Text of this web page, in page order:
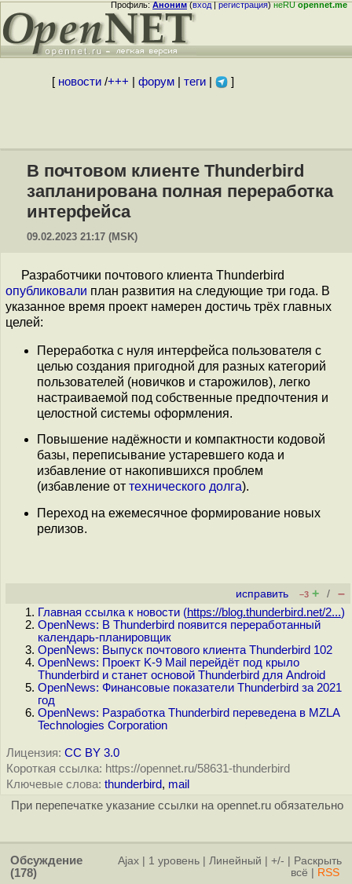
Профиль:Аноним(вход|регистрация)неRUopennet.me
[ новости/+++ форум| теги| ]
В почтовом клиенте Thunderbird
запланирована полная переработка
интерфейса
09.02.2023 21:17 (MSK)
Разработчики почтового клиента Thunderbird
опубликовали план развития на следующие три года. В
указанное время проект намерен достичь трёх главных
целей:
Переработка с нуля интерфейса пользователя с
целью создания пригодной для разных категорий
пользователей (новичков и старожилов), легко
настраиваемой под собственные предпочтения и
целостной системы оформления.
Повышение надёжности и компактности кодовой
базы, переписывание устаревшего кода и
избавление от накопившихся проблем
(избавление от технического долга).
Переход на ежемесячное формирование новых
релизов.
исправить –3 + / –
Главная ссылка к новости (https://blog.thunderbird.net/2...)
OpenNews: В Thunderbird появится переработанный
календарь-планировщик
OpenNews: Выпуск почтового клиента Thunderbird 102
OpenNews: Проект K-9 Mail перейдёт под крыло
Thunderbird и станет основой Thunderbird для Android
OpenNews: Финансовые показатели Thunderbird за 2021
год
OpenNews: Разработка Thunderbird переведена в MZLA
Technologies Corporation
Лицензия: CC BY 3.0
Короткая ссылка: https://opennet.ru/58631-thunderbird
Ключевые слова: thunderbird, mail
При перепечатке указание ссылки на opennet.ru обязательно
Обсуждение
(178)
Ajax 1 уровень Линейный +/-
Раскрыть
всё
RSS